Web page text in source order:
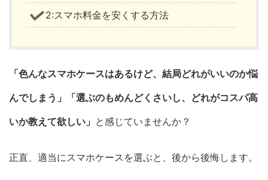
2:スマホ料金を安くする方法
「色んなスマホケースはあるけど、結局どれがいいのか悩
んでしまう」「選ぶのもめんどくさいし、どれがコスパ高
いか教えて欲しい」 と感じていませんか？
正直、適当にスマホケースを選ぶと、後から後悔します。